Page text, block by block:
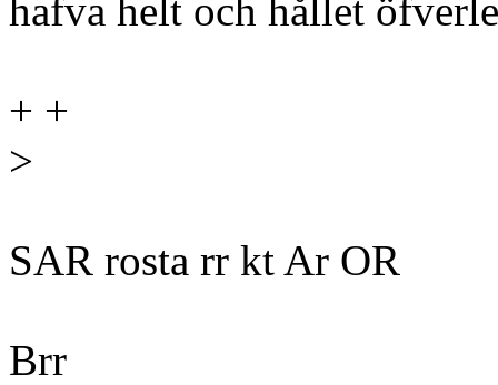
hafva helt och hållet
+ +
>
SAR rosta rr kt Ar OR
Brr